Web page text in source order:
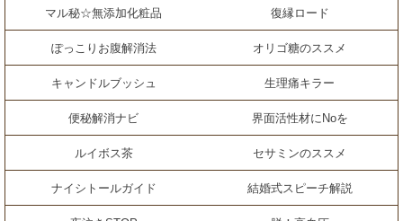
マル秘☆無添加化粧品 復縁ロード
ぽっこりお腹解消法 オリゴ糖のススメ
キャンドルブッシュ 生理痛キラー
便秘解消ナビ 界面活性材にNoを
ルイボス茶 セサミンのススメ
ナイシトールガイド 結婚式スピーチ解説